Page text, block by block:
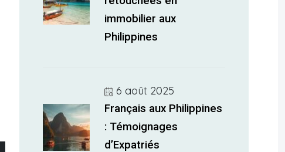
immobilier aux
Philippines
6 août 2025
Français aux Philippines
: Témoignages
d’Expatriés